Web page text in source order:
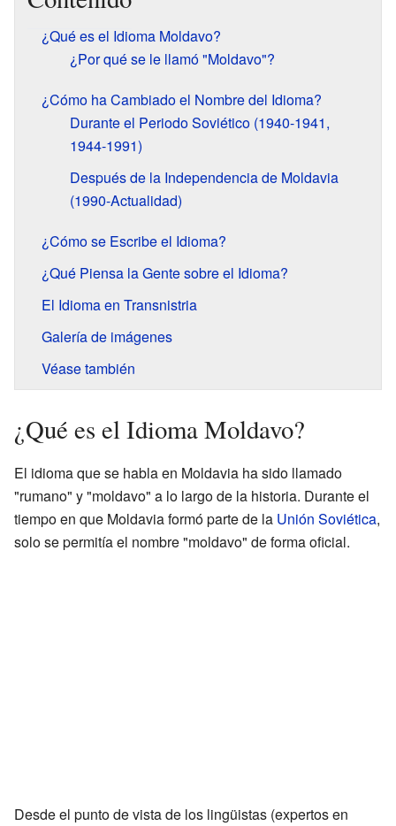
¿Qué es el Idioma Moldavo?
¿Por qué se le llamó "Moldavo"?
¿Cómo ha Cambiado el Nombre del Idioma?
Durante el Periodo Soviético (1940-1941,
1944-1991)
Después de la Independencia de Moldavia
(1990-Actualidad)
¿Cómo se Escribe el Idioma?
¿Qué Piensa la Gente sobre el Idioma?
El Idioma en Transnistria
Galería de imágenes
Véase también
¿Qué es el Idioma Moldavo?
El idioma que se habla en Moldavia ha sido llamado
"rumano" y "moldavo" a lo largo de la historia. Durante el
tiempo en que Moldavia formó parte de la Unión Soviética,
solo se permitía el nombre "moldavo" de forma oficial.
Desde el punto de vista de los lingüistas (expertos en